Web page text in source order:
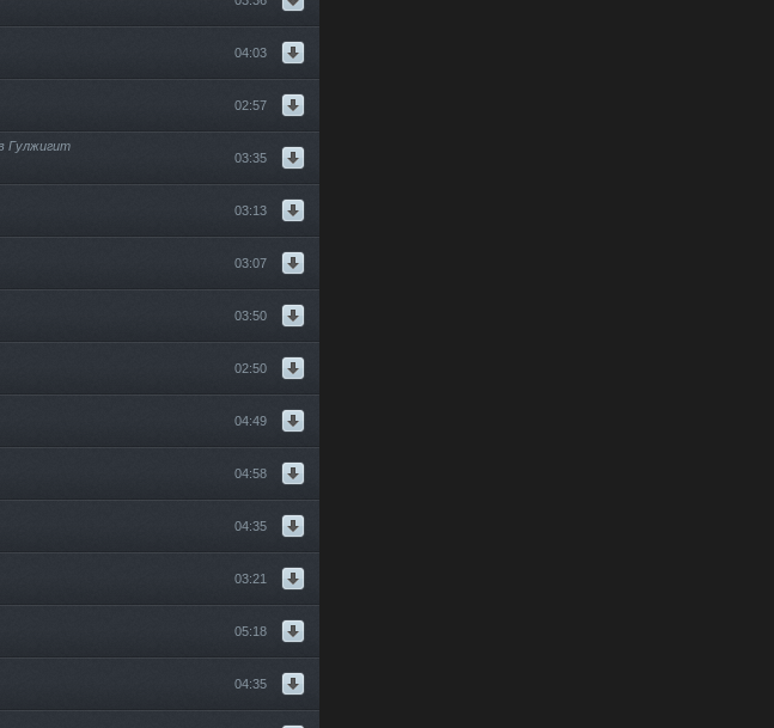
04:03
02:57
Гулжигит
03:35
03:13
03:07
03:50
02:50
04:49
04:58
04:35
03:21
05:18
04:35